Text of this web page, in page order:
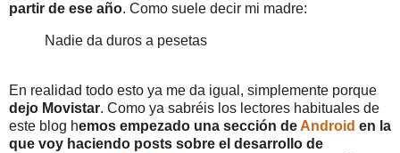
partir de ese año. Como suele decir mi madre:
Nadie da duros a pesetas
En realidad todo esto ya me da igual, simplemente porque
dejo Movistar. Como ya sabréis los lectores habituales de
este blog hemos empezado una sección deAndroid en la
que voy haciendo posts sobre el desarrollo de